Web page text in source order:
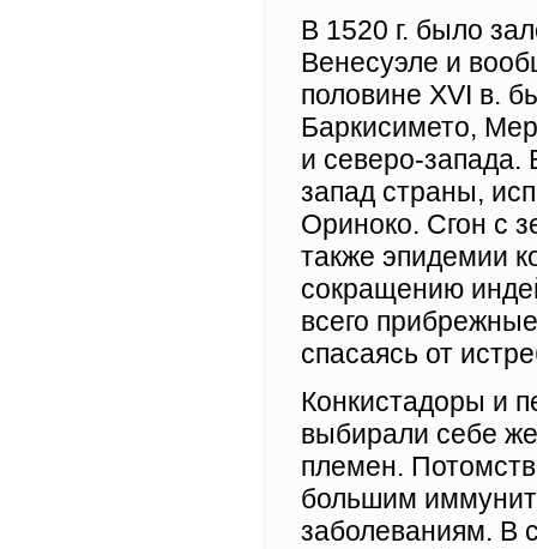
В 1520 г. было
Венесуэле и
половине XVI в.
Баркисимето,
и северо-запада.
запад страны,
Ориноко. Сгон с
также эпидемии
сокращению
всего
спасаясь от
Конкистадоры и
выбирали себе
племен.
большим
заболеваниям. В